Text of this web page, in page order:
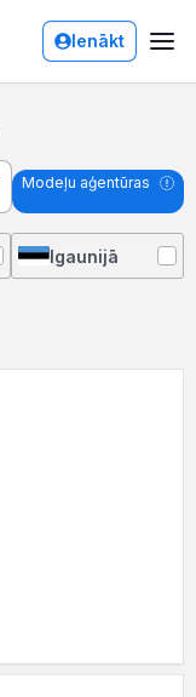
Ienākt
Modeļu aģentūras
Igaunijā